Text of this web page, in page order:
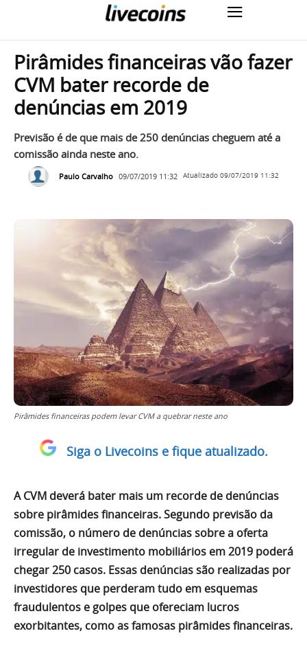
Pirâmides financeiras vão fazer
CVM bater recorde de
denúncias em 2019
Previsão é de que mais de 250 denúncias cheguem até a
comissão ainda neste ano.
Paulo Carvalho 09/07/2019 11:32 Atualizado 09/07/2019 11:32
Pirâmides financeiras podem levar CVM a quebrar neste ano
Siga o Livecoins e fique atualizado.
A CVM deverá bater mais um recorde de denúncias
sobre pirâmides financeiras. Segundo previsão da
comissão, o número de denúncias sobre a oferta
irregular de investimento mobiliários em 2019 poderá
chegar 250 casos. Essas denúncias são realizadas por
investidores que perderam tudo em esquemas
fraudulentos e golpes que ofereciam lucros
exorbitantes, como as famosas pirâmides financeiras.